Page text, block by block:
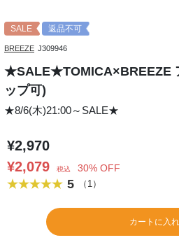
SALE 返品不可
BREEZE J309946
★SALE★TOMICA×BREEZE
ップ可)
★8/6(木)21:00～SALE★
¥2,970
¥2,079
税込 30% OFF
5 （1）
カートに入